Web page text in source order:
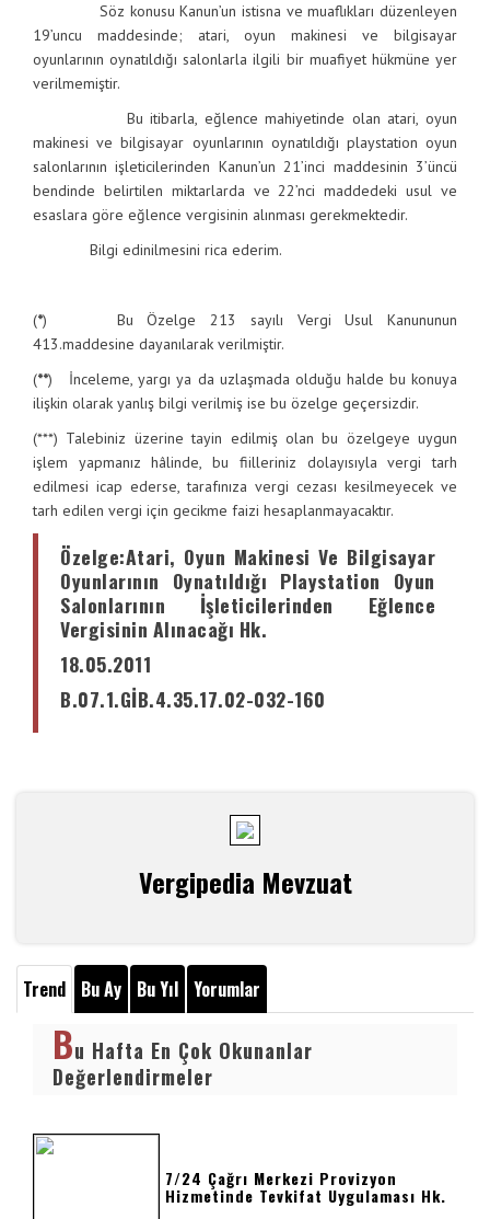
Söz konusu Kanun’un istisna ve muaflıkları düzenleyen
19’uncu maddesinde; atari, oyun makinesi ve bilgisayar
oyunlarının oynatıldığı salonlarla ilgili bir muafiyet hükmüne yer
verilmemiştir.
Bu itibarla, eğlence mahiyetinde olan atari, oyun
makinesi ve bilgisayar oyunlarının oynatıldığı playstation oyun
salonlarının işleticilerinden Kanun’un 21’inci maddesinin 3’üncü
bendinde belirtilen miktarlarda ve 22’nci maddedeki usul ve
esaslara göre eğlence vergisinin alınması gerekmektedir.
Bilgi edinilmesini rica ederim.
(*) Bu Özelge 213 sayılı Vergi Usul Kanununun
413.maddesine dayanılarak verilmiştir.
(**) İnceleme, yargı ya da uzlaşmada olduğu halde bu konuya
ilişkin olarak yanlış bilgi verilmiş ise bu özelge geçersizdir.
(***) Talebiniz üzerine tayin edilmiş olan bu özelgeye uygun
işlem yapmanız hâlinde, bu fiilleriniz dolayısıyla vergi tarh
edilmesi icap ederse, tarafınıza vergi cezası kesilmeyecek ve
tarh edilen vergi için gecikme faizi hesaplanmayacaktır.
Özelge:Atari, Oyun Makinesi Ve Bilgisayar
Oyunlarının Oynatıldığı Playstation Oyun
Salonlarının İşleticilerinden Eğlence
Vergisinin Alınacağı Hk.
18.05.2011
B.07.1.GİB.4.35.17.02-032-160
Vergipedia Mevzuat
Trend Bu Ay Bu Yıl Yorumlar
Bu Hafta En Çok Okunanlar
Değerlendirmeler
7/24 Çağrı Merkezi Provizyon
Hizmetinde Tevkifat Uygulaması Hk.